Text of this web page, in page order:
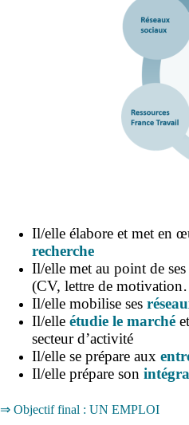
Il/elle élabore et met en
recherche
Il/elle met au point de ses
(CV, lettre de
Il/elle mobilise ses
Il/elle étudie le marché
secteur d’activité
Il/elle se prépare aux
Il/elle prépare son
⇒ Objectif final : UN EMPLOI